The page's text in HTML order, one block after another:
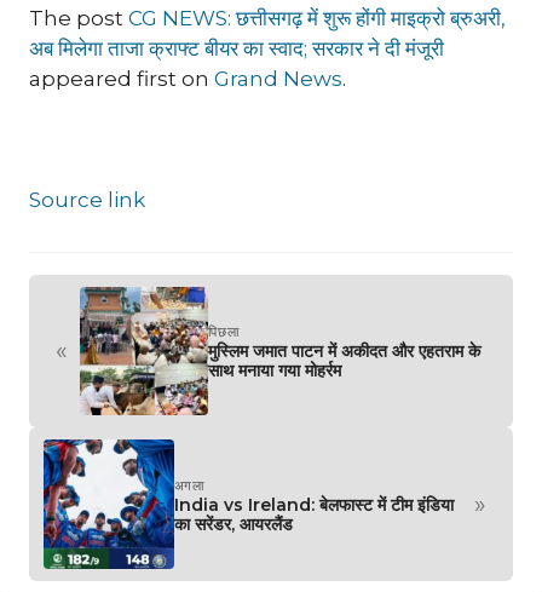
The postCG NEWS: छत्तीसगढ़ में शुरू होंगी माइक्रो ब्रुअरी,
अब मिलेगा ताजा क्राफ्ट बीयर का स्वाद; सरकार ने दी मंजूरी
appeared first onGrand News.
Source link
«
पिछला
मुस्लिम जमात पाटन में अकीदत और एहतराम के
साथ मनाया गया मोहर्रम
अगला
India vs Ireland: बेलफास्ट में टीम इंडिया
का सरेंडर, आयरलैंड
»